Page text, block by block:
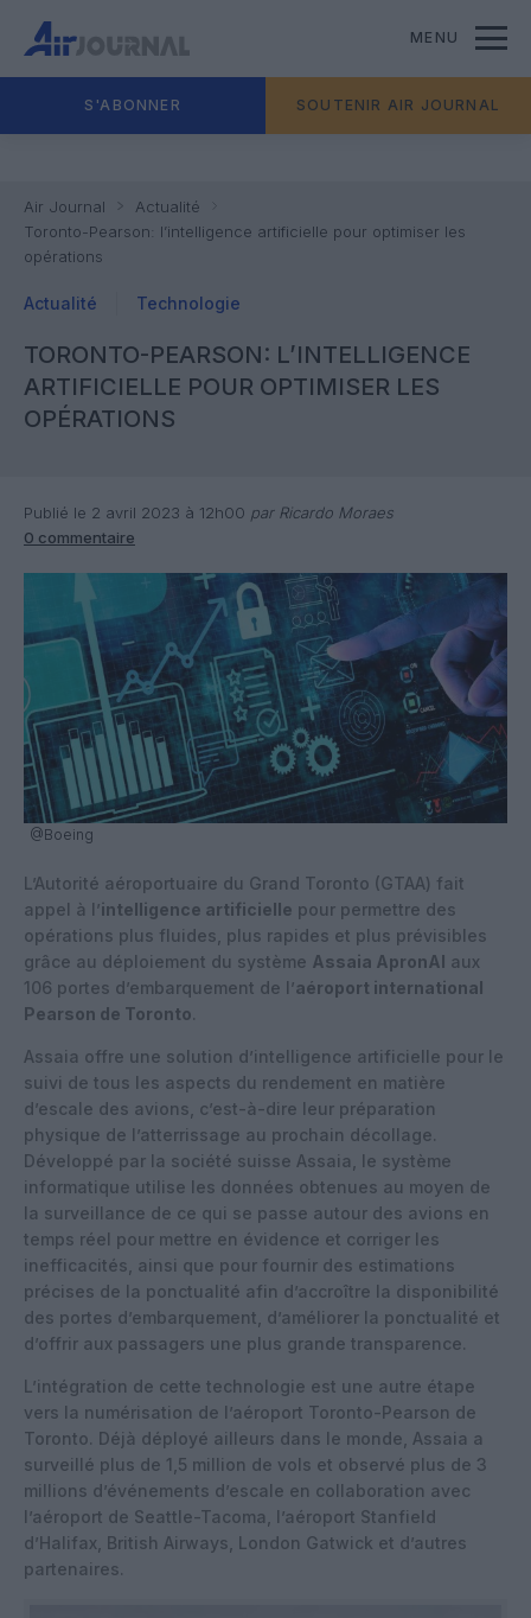
MENU
S'ABONNER SOUTENIR AIR JOURNAL
Air Journal
Actualité
Toronto-Pearson: l’intelligence artificielle pour optimiser les
opérations
Actualité Technologie
TORONTO-PEARSON: L’INTELLIGENCE
ARTIFICIELLE POUR OPTIMISER LES
OPÉRATIONS
Publié le 2 avril 2023 à 12h00 par Ricardo Moraes
0 commentaire
@Boeing
L’Autorité aéroportuaire du Grand Toronto (GTAA) fait
appel à l’intelligence artificielle pour permettre des
opérations plus fluides, plus rapides et plus prévisibles
grâce au déploiement du système Assaia ApronAI aux
106 portes d’embarquement de l’aéroport international
Pearson de Toronto.
Assaia offre une solution d’intelligence artificielle pour le
suivi de tous les aspects du rendement en matière
d’escale des avions, c’est-à-dire leur préparation
physique de l’atterrissage au prochain décollage.
Développé par la société suisse Assaia, le système
informatique utilise les données obtenues au moyen de
la surveillance de ce qui se passe autour des avions en
temps réel pour mettre en évidence et corriger les
inefficacités, ainsi que pour fournir des estimations
précises de la ponctualité afin d’accroître la disponibilité
des portes d’embarquement, d’améliorer la ponctualité et
d’offrir aux passagers une plus grande transparence.
L’intégration de cette technologie est une autre étape
vers la numérisation de l’aéroport Toronto-Pearson de
Toronto. Déjà déployé ailleurs dans le monde, Assaia a
surveillé plus de 1,5 million de vols et observé plus de 3
millions d’événements d’escale en collaboration avec
l’aéroport de Seattle-Tacoma, l’aéroport Stanfield
d’Halifax, British Airways, London Gatwick et d’autres
partenaires.